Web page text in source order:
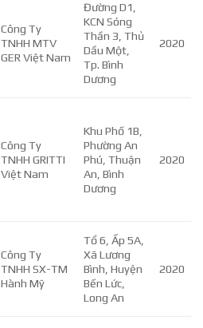
Công Ty
TNHH MTV
GER Việt Nam
Đường D1,
KCN Sóng
Thần 3, Thủ
Dầu Một,
Tp. Bình
Dương
2020
Công Ty
TNHH GRITTI
Việt Nam
Khu Phố 1B,
Phường An
Phú, Thuận
An, Bình
Dương
2020
Công Ty
TNHH SX-TM
Hành Mỹ
Tổ 6, Ấp 5A,
Xã Lương
Bình, Huyện
Bến Lức,
Long An
2020